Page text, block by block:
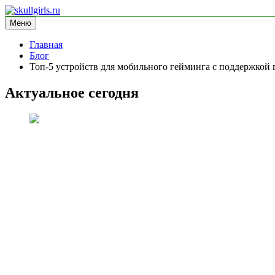
Перейти
к
содержимому
skullgirls.ru
информационный сайт
Меню
Главная
Блог
Топ-5 устройств для мобильного гейминга с поддержкой
Актуальное сегодня